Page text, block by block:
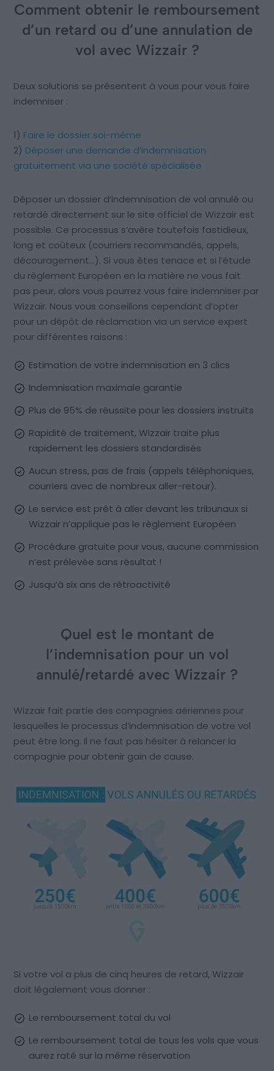
Comment obtenir le remboursement
d’un retard ou d’une annulation de
vol avec Wizzair ?
Deux solutions se présentent à vous pour vous faire
indemniser :
1) Faire le dossier soi-même
2) Déposer une demande d’indemnisation
gratuitement via une société spécialisée
Déposer un dossier d’indemnisation de vol annulé ou
retardé directement sur le site officiel de Wizzair est
possible. Ce processus s’avère toutefois fastidieux,
long et coûteux (courriers recommandés, appels,
découragement…). Si vous êtes tenace et si l’étude
du règlement Européen en la matière ne vous fait
pas peur, alors vous pourrez vous faire indemniser par
Wizzair. Nous vous conseillons cependant d’opter
pour un dépôt de réclamation via un service expert
pour différentes raisons :
Estimation de votre indemnisation en 3 clics
Indemnisation maximale garantie
Plus de 95% de réussite pour les dossiers instruits
Rapidité de traitement, Wizzair traite plus
rapidement les dossiers standardisés
Aucun stress, pas de frais (appels téléphoniques,
courriers avec de nombreux aller-retour).
Le service est prêt à aller devant les tribunaux si
Wizzair n’applique pas le règlement Européen
Procédure gratuite pour vous, aucune commission
n’est prélevée sans résultat !
Jusqu’à six ans de rétroactivité
Quel est le montant de
l’indemnisation pour un vol
annulé/retardé avec Wizzair ?
Wizzair fait partie des compagnies aériennes pour
lesquelles le processus d’indemnisation de votre vol
peut être long. Il ne faut pas hésiter à relancer la
compagnie pour obtenir gain de cause.
Si votre vol a plus de cinq heures de retard, Wizzair
doit légalement vous donner :
Le remboursement total du vol
Le remboursement total de tous les vols que vous
aurez raté sur la même réservation